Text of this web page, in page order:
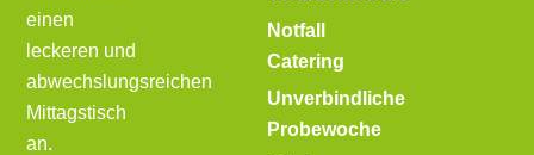
einen
leckeren und
abwechslungsreichen
Mittagstisch
an.
Notfall
Catering
Unverbindliche
Probewoche